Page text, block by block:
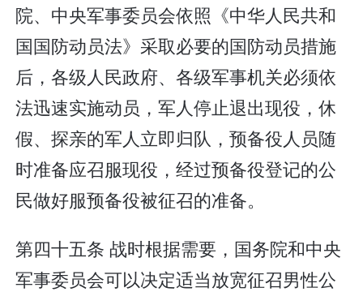
院、中央军事委员会依照《中华人民共和
国国防动员法》采取必要的国防动员措施
后，各级人民政府、各级军事机关必须依
法迅速实施动员，军人停止退出现役，休
假、探亲的军人立即归队，预备役人员随
时准备应召服现役，经过预备役登记的公
民做好服预备役被征召的准备。
第四十五条 战时根据需要，国务院和中央
军事委员会可以决定适当放宽征召男性公